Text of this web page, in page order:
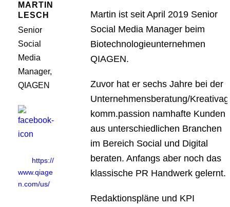
MARTIN
LESCH
Senior
Social
Media
Manager,
QIAGEN
https://
www.qiage
n.com/us/
Martin ist seit April 2019 Senior
Social Media Manager beim
Biotechnologieunternehmen
QIAGEN.
Zuvor hat er sechs Jahre bei der
Unternehmensberatung/
komm.passion namhafte Kunden
aus unterschiedlichen Branchen
im Bereich Social und Digital
beraten. Anfangs aber noch das
klassische PR Handwerk gelernt.
Redaktionspläne und KPI